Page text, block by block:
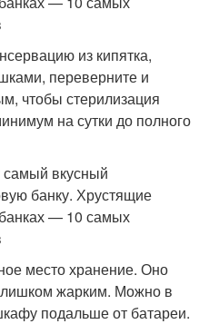
из кипятка,
переверните и
чтобы стерилизация
на сутки до полного
место хранение. Оно
жарким. Можно в
подальше от батареи.